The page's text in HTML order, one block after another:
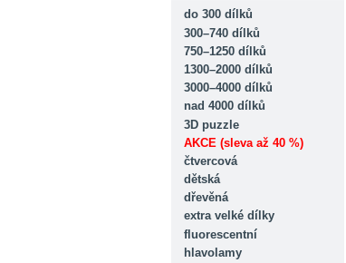
do 300 dílků
300–740 dílků
750–1250 dílků
1300–2000 dílků
3000–4000 dílků
nad 4000 dílků
3D puzzle
AKCE (sleva až 40 %)
čtvercová
dětská
dřevěná
extra velké dílky
fluorescentní
hlavolamy